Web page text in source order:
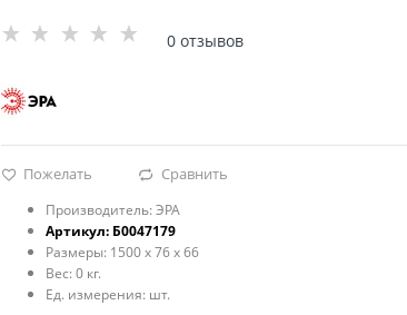
0 отзывов
Пожелать Сравнить
Производитель: ЭРА
Артикул: Б0047179
Размеры: 1500 x 76 x 66
Вес: 0 кг.
Ед. измерения: шт.